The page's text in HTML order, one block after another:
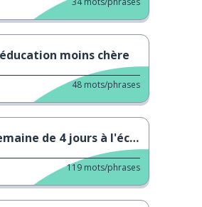
moins chère
48 mots/phrases
de 4 jours à l'école
119 mots/phrases